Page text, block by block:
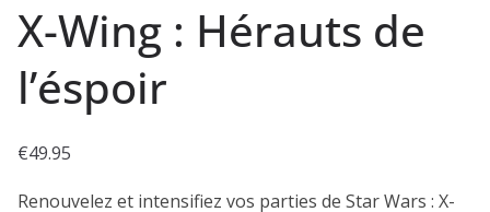
X-Wing : Hérauts de
l’éspoir
€49.95
Renouvelez et intensifiez vos parties de Star Wars : X-